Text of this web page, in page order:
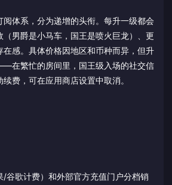
阅体系，分为递增的头衔。每升一级都会
男爵是小马车，国王是喷火巨龙）、更
在感。具体价格因地区和币种而异，但升
在繁忙的房间里，国王级入场的社交信
费，可在应用商店设置中取消。
/谷歌计费）和外部官方充值门户分档销